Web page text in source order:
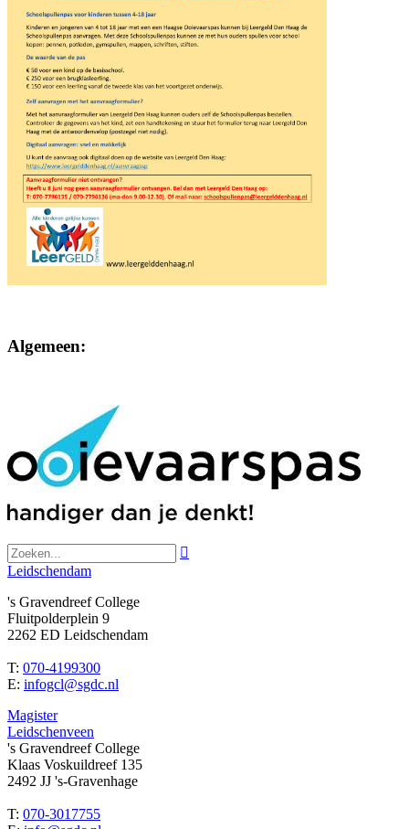
Algemeen:

Leidschendam
's Gravendreef College
Fluitpolderplein 9
2262 ED Leidschendam
T: 070-4199300
E: infogcl@sgdc.nl
Magister
Leidschenveen
's Gravendreef College
Klaas Voskuildreef 135
2492 JJ 's-Gravenhage
T: 070-3017755